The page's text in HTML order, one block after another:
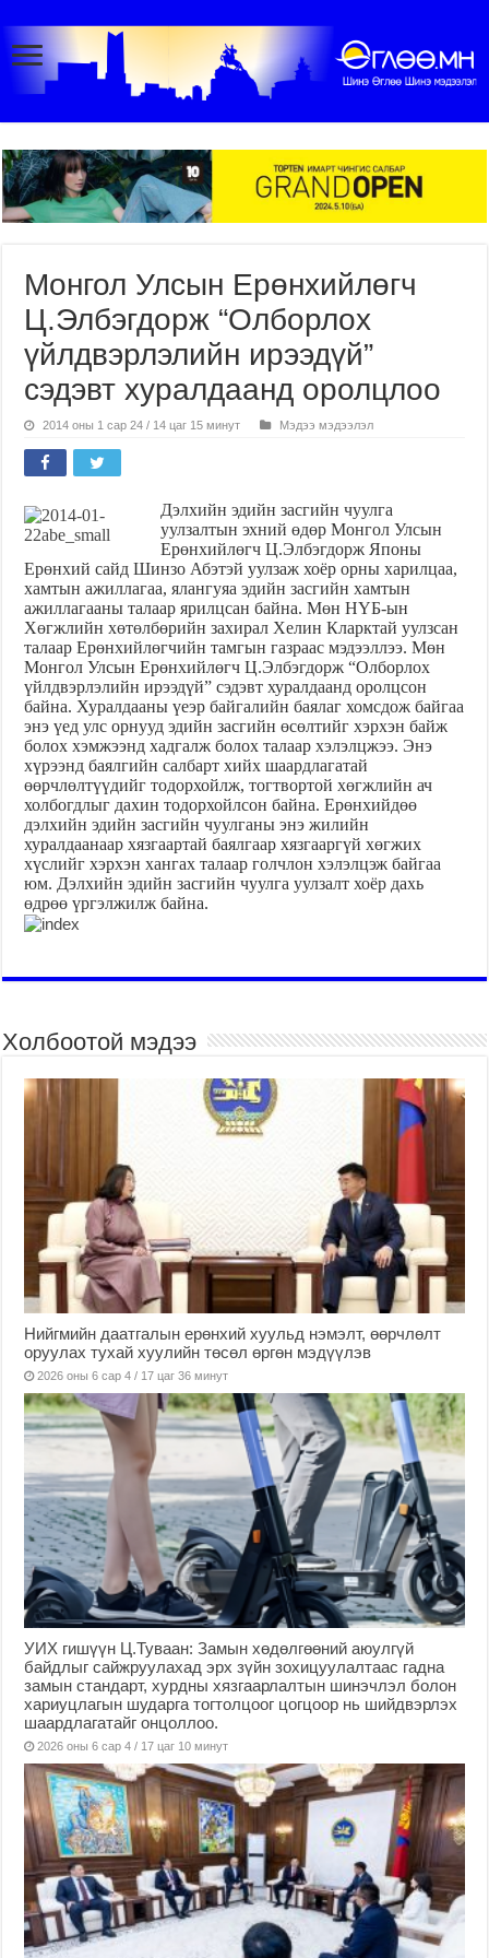
Монгол Улсын Ерөнхийлөгч
Ц.Элбэгдорж “Олборлох
үйлдвэрлэлийн ирээдүй”
сэдэвт хуралдаанд оролцлоо
2014 оны 1 сар 24 / 14 цаг 15 минут Мэдээ мэдээлэл
Дэлхийн эдийн засгийн чуулга
уулзалтын эхний өдөр Монгол Улсын
Ерөнхийлөгч Ц.Элбэгдорж Японы
Ерөнхий сайд Шинзо Абэтэй уулзаж хоёр орны харилцаа,
хамтын ажиллагаа, ялангуяа эдийн засгийн хамтын
ажиллагааны талаар ярилцсан байна. Мөн НҮБ-ын
Хөгжлийн хөтөлбөрийн захирал Хелин Кларктай уулзсан
талаар Ерөнхийлөгчийн тамгын газраас мэдээллээ. Мөн
Монгол Улсын Ерөнхийлөгч Ц.Элбэгдорж “Олборлох
үйлдвэрлэлийн ирээдүй” сэдэвт хуралдаанд оролцсон
байна. Хуралдааны үеэр байгалийн баялаг хомсдож байгаа
энэ үед улс орнууд эдийн засгийн өсөлтийг хэрхэн байж
болох хэмжээнд хадгалж болох талаар хэлэлцжээ. Энэ
хүрээнд баялгийн салбарт хийх шаардлагатай
өөрчлөлтүүдийг тодорхойлж, тогтвортой хөгжлийн ач
холбогдлыг дахин тодорхойлсон байна. Ерөнхийдөө
дэлхийн эдийн засгийн чуулганы энэ жилийн
хуралдаанаар хязгаартай баялгаар хязгааргүй хөгжих
хүслийг хэрхэн хангах талаар голчлон хэлэлцэж байгаа
юм. Дэлхийн эдийн засгийн чуулга уулзалт хоёр дахь
өдрөө үргэлжилж байна.
Холбоотой мэдээ
Нийгмийн даатгалын ерөнхий хуульд нэмэлт, өөрчлөлт
оруулах тухай хуулийн төсөл өргөн мэдүүлэв
2026 оны 6 сар 4 / 17 цаг 36 минут
УИХ гишүүн Ц.Туваан: Замын хөдөлгөөний аюулгүй
байдлыг сайжруулахад эрх зүйн зохицуулалтаас гадна
замын стандарт, хурдны хязгаарлалтын шинэчлэл болон
хариуцлагын шударга тогтолцоог цогцоор нь шийдвэрлэх
шаардлагатайг онцоллоо.
2026 оны 6 сар 4 / 17 цаг 10 минут